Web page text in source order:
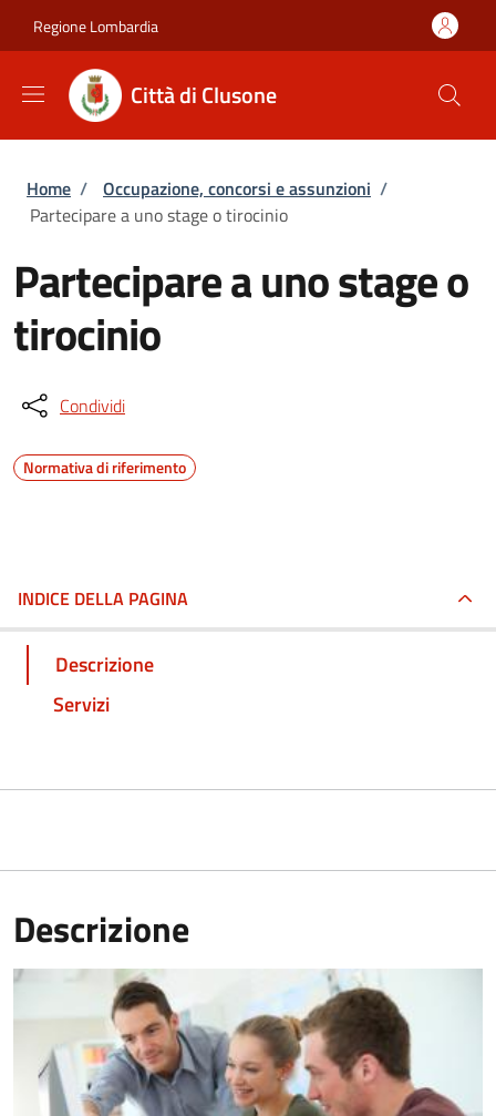
Regione Lombardia
Città di Clusone
Briciole di pane
Home / Occupazione, concorsi e assunzioni /
Partecipare a uno stage o tirocinio
Partecipare a uno stage o
tirocinio
Condividi
Normativa di riferimento
INDICE DELLA PAGINA
Descrizione
Servizi
Descrizione